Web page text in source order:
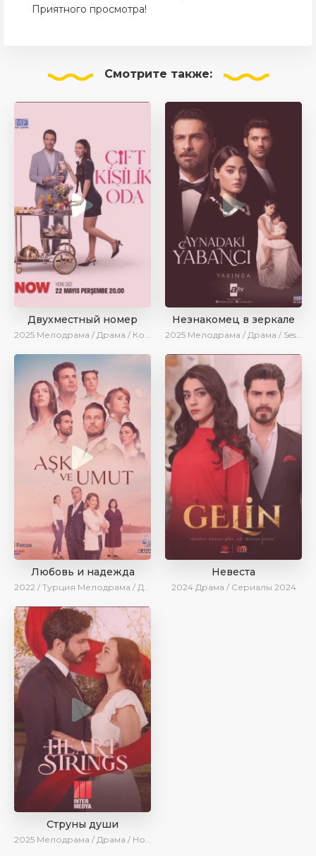
Приятного просмотра!
Смотрите также:
Двухместный номер
2025 Мелодрама / Драма / Комедия / Новинки / Сериалы 2025
Незнакомец в зеркале
2025 Мелодрама / Драма / SesDizi / AlisaDirilis / Новинки / Сериалы 2025
Любовь и надежда
2022 / Турция Мелодрама / Драма / BeniAffet
Невеста
2024 Драма / Сериалы 2024
Струны души
2025 Мелодрама / Драма / Новинки / Сериалы 2025